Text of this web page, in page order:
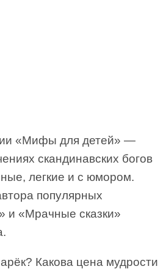
«Мифы для детей» —
скандинавских богов
легкие и с юмором.
популярных
и «Мрачные сказки»
Какова цена мудрости